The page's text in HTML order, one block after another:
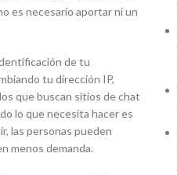
es necesario aportar ni un
de tu
tu⁤ dirección IP,
que buscan sitios de chat
lo que necesita hacer es
las personas pueden
menos demanda.